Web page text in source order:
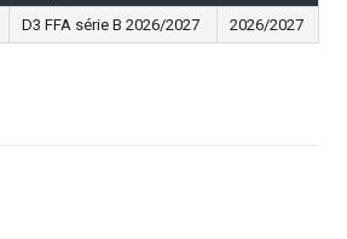
D3 FFA série B 2026/2027 2026/2027